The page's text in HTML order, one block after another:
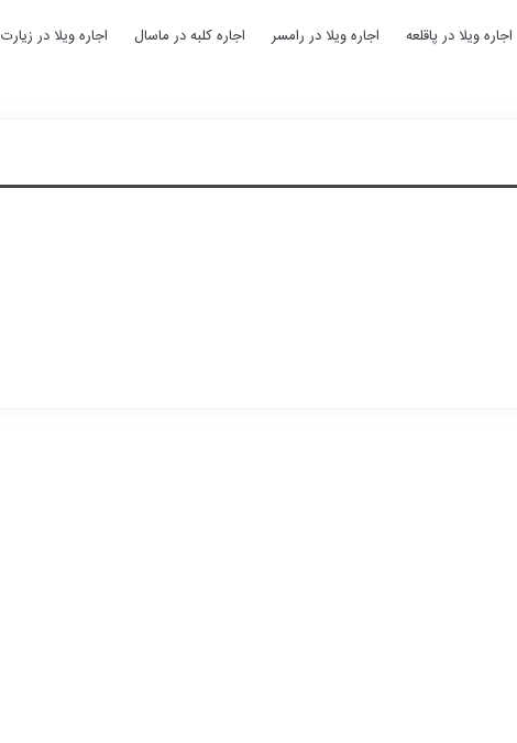
اجاره ویلا در پاقلعه اجاره ویلا در رامسر اجاره کلبه در ماسال
اجاره ویلا در زیارت